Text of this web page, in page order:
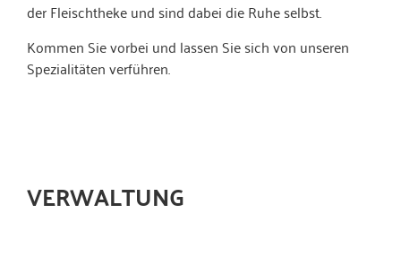
der Fleischtheke und sind dabei die Ruhe selbst.
Kommen Sie vorbei und lassen Sie sich von unseren
Spezialitäten verführen.
VERWALTUNG